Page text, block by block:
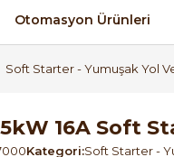
Otomasyon Ürünleri
Soft Starter - Yumuşak Yol
16A Soft
Kategori Soft Starter -